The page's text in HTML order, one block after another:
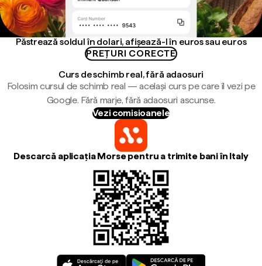
Păstrează soldul în dolari, afișează-l în euros sau euros
PREȚURI CORECTE
Curs de schimb real, fără adaosuri
Folosim cursul de schimb real — același curs pe care îl vezi pe
Google. Fără marje, fără adaosuri ascunse.
Vezi comisioanele
Descarcă aplicația Morse pentru a trimite bani în Italy